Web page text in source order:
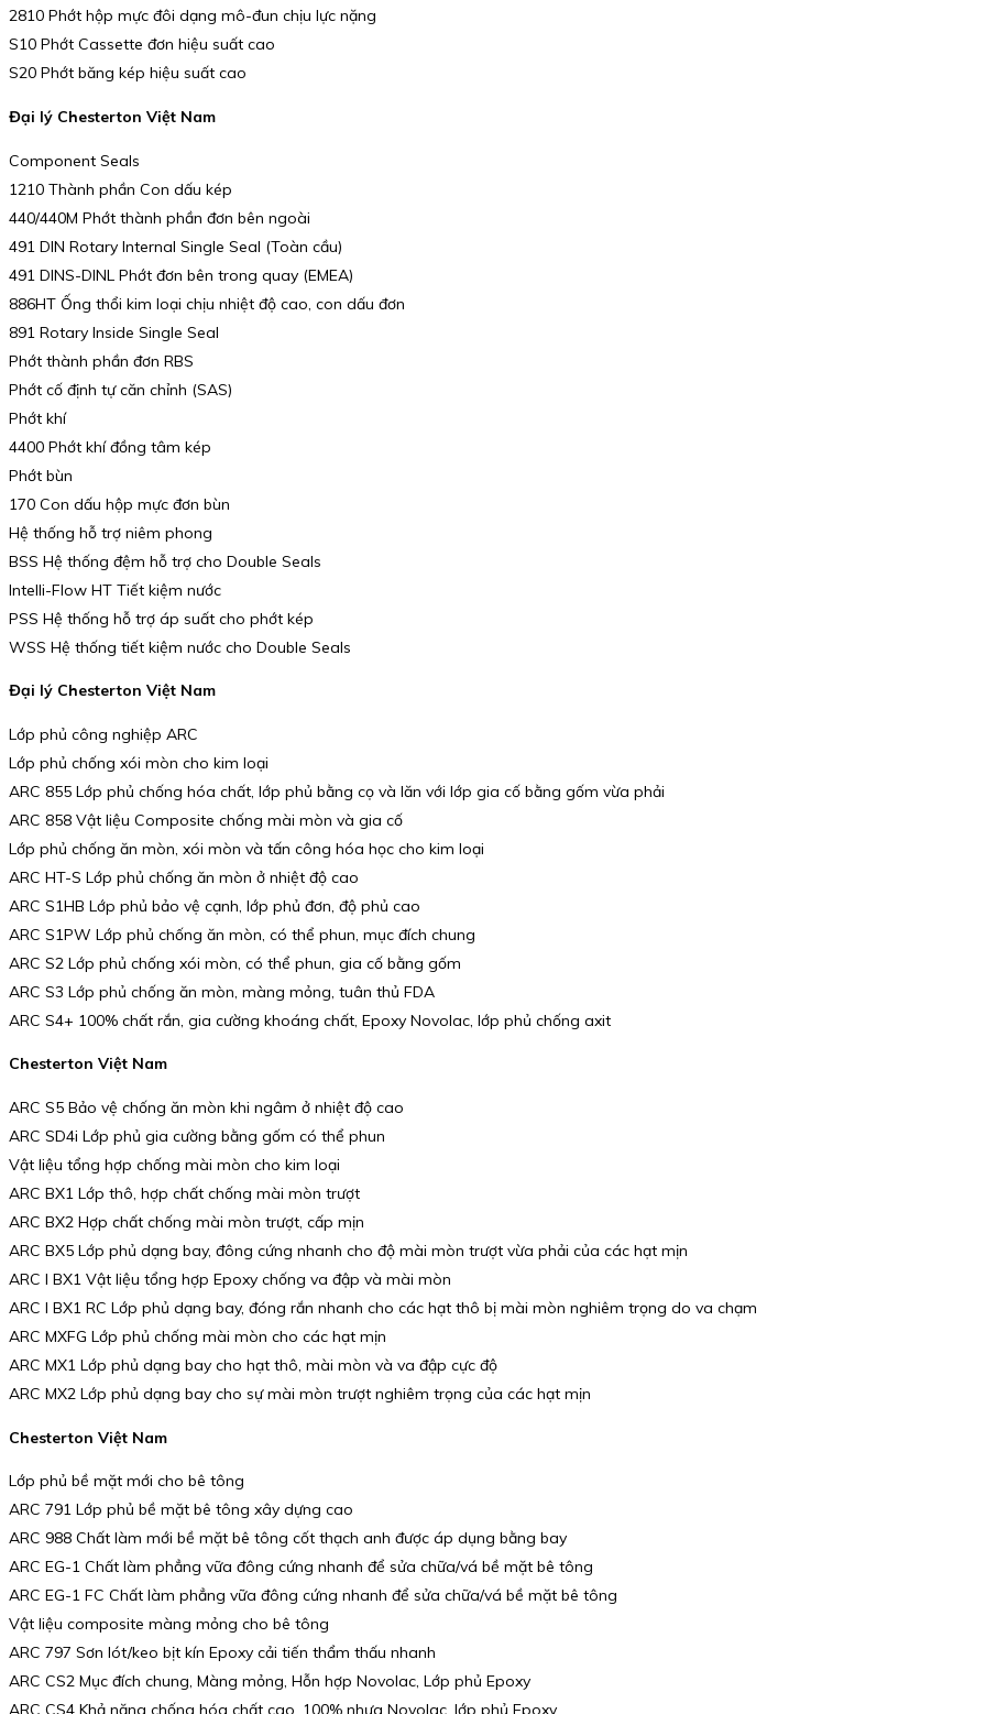
2810 Phớt hộp mực đôi dạng mô-đun chịu lực nặng
S10 Phớt Cassette đơn hiệu suất cao
S20 Phớt băng kép hiệu suất cao
Đại lý Chesterton Việt Nam
Component Seals
1210 Thành phần Con dấu kép
440/440M Phớt thành phần đơn bên ngoài
491 DIN Rotary Internal Single Seal (Toàn cầu)
491 DINS-DINL Phớt đơn bên trong quay (EMEA)
886HT Ống thổi kim loại chịu nhiệt độ cao, con dấu đơn
891 Rotary Inside Single Seal
Phớt thành phần đơn RBS
Phớt cố định tự căn chỉnh (SAS)
Phớt khí
4400 Phớt khí đồng tâm kép
Phớt bùn
170 Con dấu hộp mực đơn bùn
Hệ thống hỗ trợ niêm phong
BSS Hệ thống đệm hỗ trợ cho Double Seals
Intelli-Flow HT Tiết kiệm nước
PSS Hệ thống hỗ trợ áp suất cho phớt kép
WSS Hệ thống tiết kiệm nước cho Double Seals
Đại lý Chesterton Việt Nam
Lớp phủ công nghiệp ARC
Lớp phủ chống xói mòn cho kim loại
ARC 855 Lớp phủ chống hóa chất, lớp phủ bằng cọ và lăn với lớp gia cố bằng gốm vừa phải
ARC 858 Vật liệu Composite chống mài mòn và gia cố
Lớp phủ chống ăn mòn, xói mòn và tấn công hóa học cho kim loại
ARC HT-S Lớp phủ chống ăn mòn ở nhiệt độ cao
ARC S1HB Lớp phủ bảo vệ cạnh, lớp phủ đơn, độ phủ cao
ARC S1PW Lớp phủ chống ăn mòn, có thể phun, mục đích chung
ARC S2 Lớp phủ chống xói mòn, có thể phun, gia cố bằng gốm
ARC S3 Lớp phủ chống ăn mòn, màng mỏng, tuân thủ FDA
ARC S4+ 100% chất rắn, gia cường khoáng chất, Epoxy Novolac, lớp phủ chống axit
Chesterton Việt Nam
ARC S5 Bảo vệ chống ăn mòn khi ngâm ở nhiệt độ cao
ARC SD4i Lớp phủ gia cường bằng gốm có thể phun
Vật liệu tổng hợp chống mài mòn cho kim loại
ARC BX1 Lớp thô, hợp chất chống mài mòn trượt
ARC BX2 Hợp chất chống mài mòn trượt, cấp mịn
ARC BX5 Lớp phủ dạng bay, đông cứng nhanh cho độ mài mòn trượt vừa phải của các hạt mịn
ARC I BX1 Vật liệu tổng hợp Epoxy chống va đập và mài mòn
ARC I BX1 RC Lớp phủ dạng bay, đóng rắn nhanh cho các hạt thô bị mài mòn nghiêm trọng do va chạm
ARC MXFG Lớp phủ chống mài mòn cho các hạt mịn
ARC MX1 Lớp phủ dạng bay cho hạt thô, mài mòn và va đập cực độ
ARC MX2 Lớp phủ dạng bay cho sự mài mòn trượt nghiêm trọng của các hạt mịn
Chesterton Việt Nam
Lớp phủ bề mặt mới cho bê tông
ARC 791 Lớp phủ bề mặt bê tông xây dựng cao
ARC 988 Chất làm mới bề mặt bê tông cốt thạch anh được áp dụng bằng bay
ARC EG-1 Chất làm phẳng vữa đông cứng nhanh để sửa chữa/vá bề mặt bê tông
ARC EG-1 FC Chất làm phẳng vữa đông cứng nhanh để sửa chữa/vá bề mặt bê tông
Vật liệu composite màng mỏng cho bê tông
ARC 797 Sơn lót/keo bịt kín Epoxy cải tiến thẩm thấu nhanh
ARC CS2 Mục đích chung, Màng mỏng, Hỗn hợp Novolac, Lớp phủ Epoxy
ARC CS4 Khả năng chống hóa chất cao, 100% nhựa Novolac, lớp phủ Epoxy